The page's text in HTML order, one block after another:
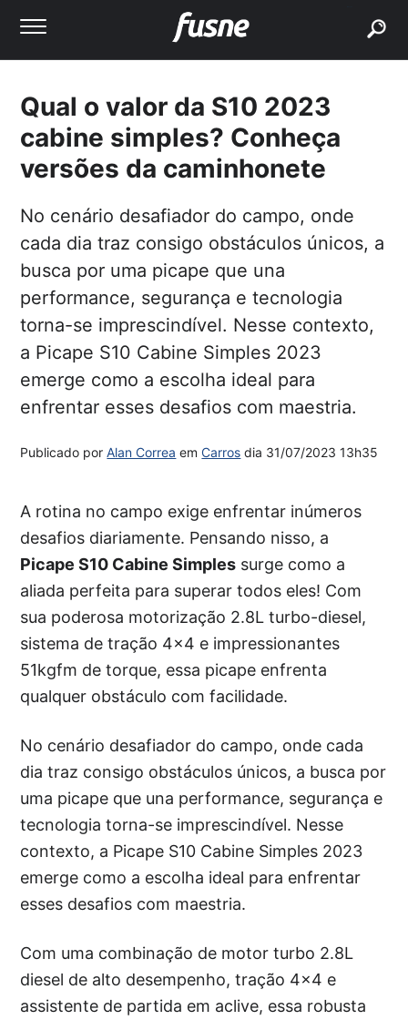
Qual o valor da S10 2023
cabine simples? Conheça
versões da caminhonete
No cenário desafiador do campo, onde
cada dia traz consigo obstáculos únicos, a
busca por uma picape que una
performance, segurança e tecnologia
torna-se imprescindível. Nesse contexto,
a Picape S10 Cabine Simples 2023
emerge como a escolha ideal para
enfrentar esses desafios com maestria.
Publicado porAlan Correa emCarros dia 31/07/2023 13h35
A rotina no campo exige enfrentar inúmeros
desafios diariamente. Pensando nisso, a
Picape S10 Cabine Simples surge como a
aliada perfeita para superar todos eles! Com
sua poderosa motorização 2.8L turbo-diesel,
sistema de tração 4×4 e impressionantes
51kgfm de torque, essa picape enfrenta
qualquer obstáculo com facilidade.
No cenário desafiador do campo, onde cada
dia traz consigo obstáculos únicos, a busca por
uma picape que una performance, segurança e
tecnologia torna-se imprescindível. Nesse
contexto, a Picape S10 Cabine Simples 2023
emerge como a escolha ideal para enfrentar
esses desafios com maestria.
Com uma combinação de motor turbo 2.8L
diesel de alto desempenho, tração 4×4 e
assistente de partida em aclive, essa robusta